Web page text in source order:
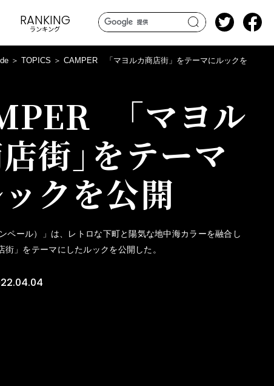
search
RANKING
ランキング
TOPICS
CAMPER 「マヨルカ商店街」をテーマにルックを
「マヨル
街」をテーマ
クを公開
ペール）」は、レトロな下町と陽気な地中海カラーを融合し
街」をテーマにしたルックを公開した。